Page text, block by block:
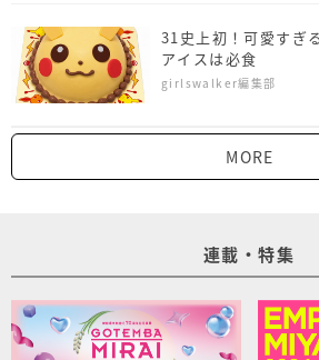
31史上初！可愛すぎ
アイスは必食
girlswalker編集部
MORE
連載・特集